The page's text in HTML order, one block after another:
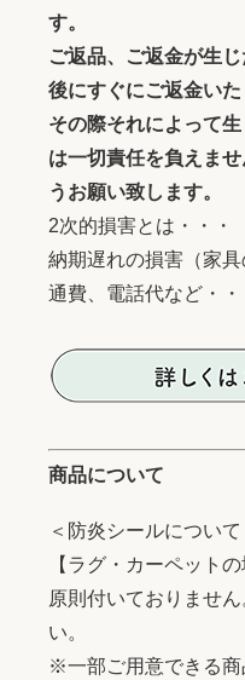
す。
ご返品、ご返金が生
後にすぐにご返金いた
その際それによって
は一切責任を負えま
うお願い致します。
2次的損害とは・・・
納期遅れの損害（家
通費、電話代など・・
商品について
＜防炎シールについて
【ラグ・カーペットの
原則付いておりませ
い。
※一部ご用意できる商